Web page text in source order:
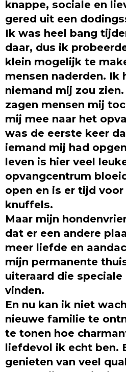
knappe, sociale en
gered uit een
Ik was heel bang
daar, dus ik
klein mogelijk te
mensen naderden.
niemand mij zou
zagen mensen mij
mij mee naar het
was de eerste keer
iemand mij had
leven is hier veel
opvangcentrum
open en is er tijd
knuffels.
Maar mijn
dat er een andere
meer liefde en
mijn permanente
uiteraard die
vinden.
En nu kan ik niet
nieuwe familie te
te tonen hoe
liefdevol ik echt ben.
genieten van veel